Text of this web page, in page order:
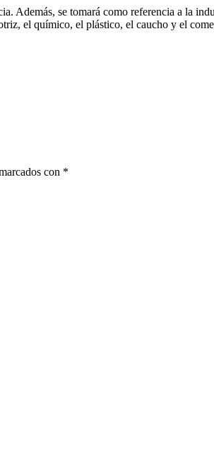
Además, se tomará como referencia a la
el químico, el plástico, el caucho y el
con *